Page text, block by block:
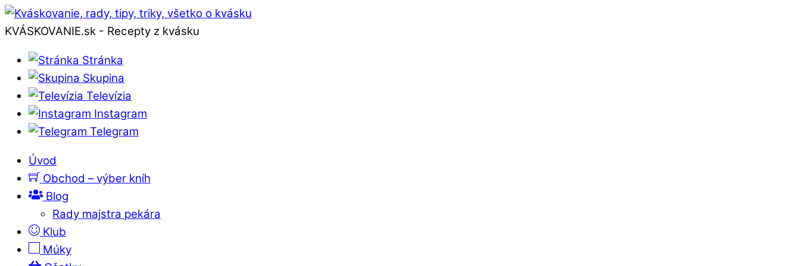
KVÁSKOVANIE.sk - Recepty z kvásku
Stránka
Skupina
Televízia
Instagram
Telegram
Úvod
Obchod – výber kníh
Blog
Rady majstra pekára
Klub
Múky